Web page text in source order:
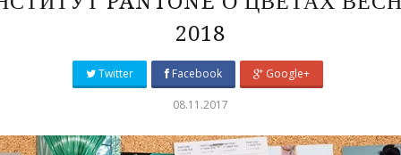
2018
Twitter Facebook Google+
08.11.2017